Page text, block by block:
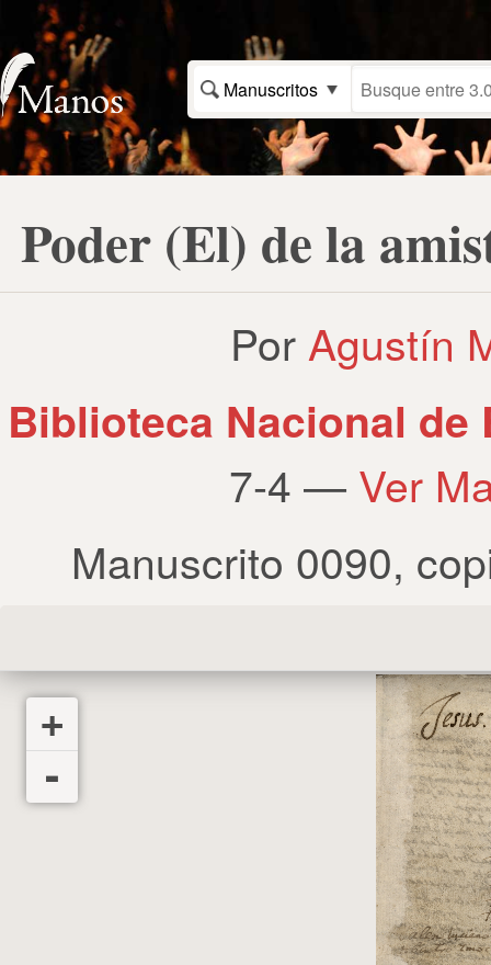
Manuscritos
Poder (El) de la
Por Agustín
Biblioteca Nacional de
7-4 — Ver
Manuscrito 0090,